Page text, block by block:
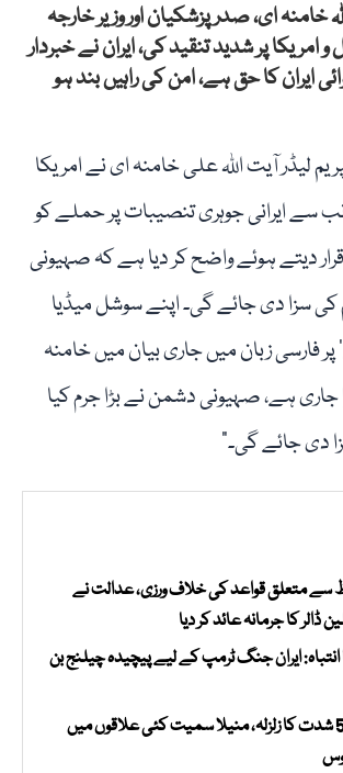
خامنہ ای، صدر پزشکیان اور وزیر خارجہ
امریکا پر شدید تنقید کی، ایران نے خبردار
ایران کا حق ہے، امن کی راہیں بند ہو
لیڈر آیت اللہ علی خامنہ ای نے امریکا
سے ایرانی جوہری تنصیبات پر حملے کو
دیتے ہوئے واضح کر دیا ہے کہ صہیونی
سزا دی جائے گی۔ اپنے سوشل میڈیا
فارسی زبان میں جاری بیان میں خامنہ
جاری ہے، صہیونی دشمن نے بڑا جرم کیا
دی جائے گی۔”
سے متعلق قواعد کی خلاف ورزی، عدالت نے
انتباہ: ایران جنگ ٹرمپ کے لیے پیچیدہ چیلنج بن
فلپائن میں 5.8 شدت کا زلزلہ، منیلا سمیت کئی علاقوں میں